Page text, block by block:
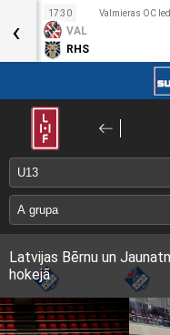
Feb
17:30 Valmieras OC
VAL
RHS
‹
Latvijas Bērnu un
hokejā